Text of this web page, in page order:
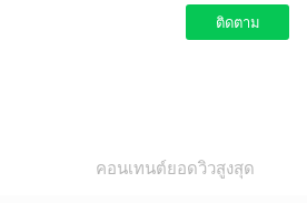
ติดตาม
คอนเทนต์ยอดวิวสูงสุด